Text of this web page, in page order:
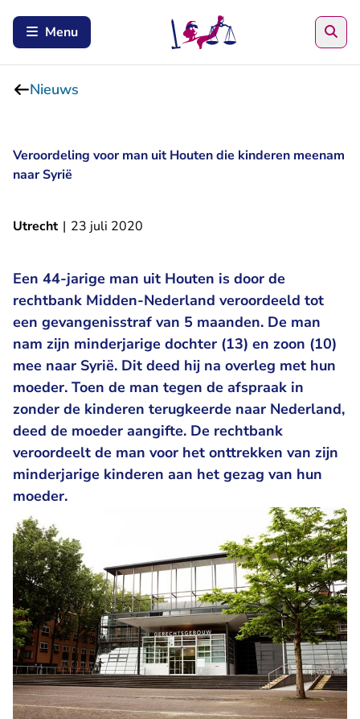
Menu
Nieuws
Veroordeling voor man uit Houten die kinderen meenam
naar Syrië
Utrecht | 23 juli 2020
Een 44-jarige man uit Houten is door de
rechtbank Midden-Nederland veroordeeld tot
een gevangenisstraf van 5 maanden. De man
nam zijn minderjarige dochter (13) en zoon (10)
mee naar Syrië. Dit deed hij na overleg met hun
moeder. Toen de man tegen de afspraak in
zonder de kinderen terugkeerde naar Nederland,
deed de moeder aangifte. De rechtbank
veroordeelt de man voor het onttrekken van zijn
minderjarige kinderen aan het gezag van hun
moeder.